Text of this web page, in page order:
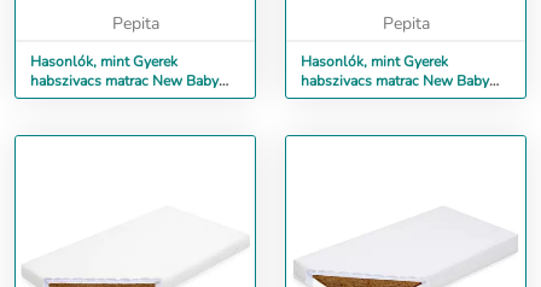
Pepita
Hasonlók, mint Gyerek
habszivacs matrac New Baby
BASIC 120x60x5 cm fehér
Pepita
Hasonlók, mint Gyerek
habszivacs matrac New Baby
STANDARD 120x60x6 cm fehér